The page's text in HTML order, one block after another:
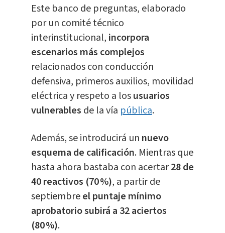
Este banco de preguntas, elaborado
por un comité técnico
interinstitucional, incorpora
escenarios más complejos
relacionados con conducción
defensiva, primeros auxilios, movilidad
eléctrica y respeto a losusuarios
vulnerables de la vía pública.
Además, se introducirá un nuevo
esquema de calificación. Mientras que
hasta ahora bastaba con acertar28 de
40 reactivos (70 %), a partir de
septiembreel puntaje mínimo
aprobatorio subirá a 32 aciertos
(80 %).